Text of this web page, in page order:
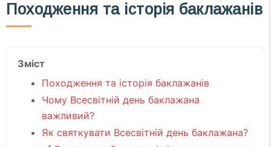
Походження та історія баклажанів
Зміст
Походження та історія баклажанів
Чому Всесвітній день баклажана
важливий?
Як святкувати Всесвітній день баклажана?